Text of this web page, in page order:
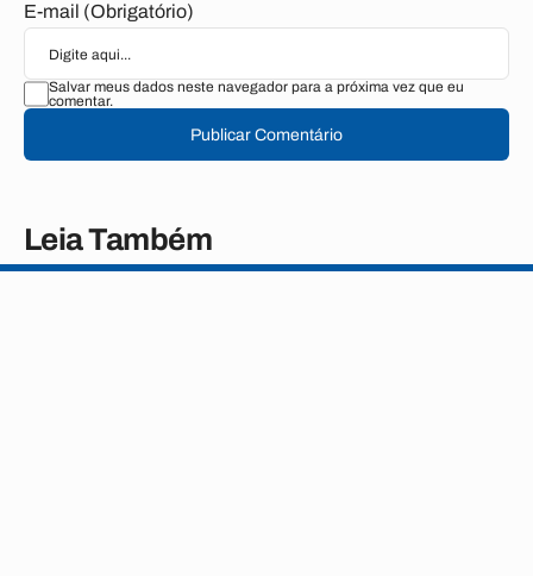
E-mail (Obrigatório)
Salvar meus dados neste navegador para a próxima vez que eu
comentar.
Publicar Comentário
Leia Também